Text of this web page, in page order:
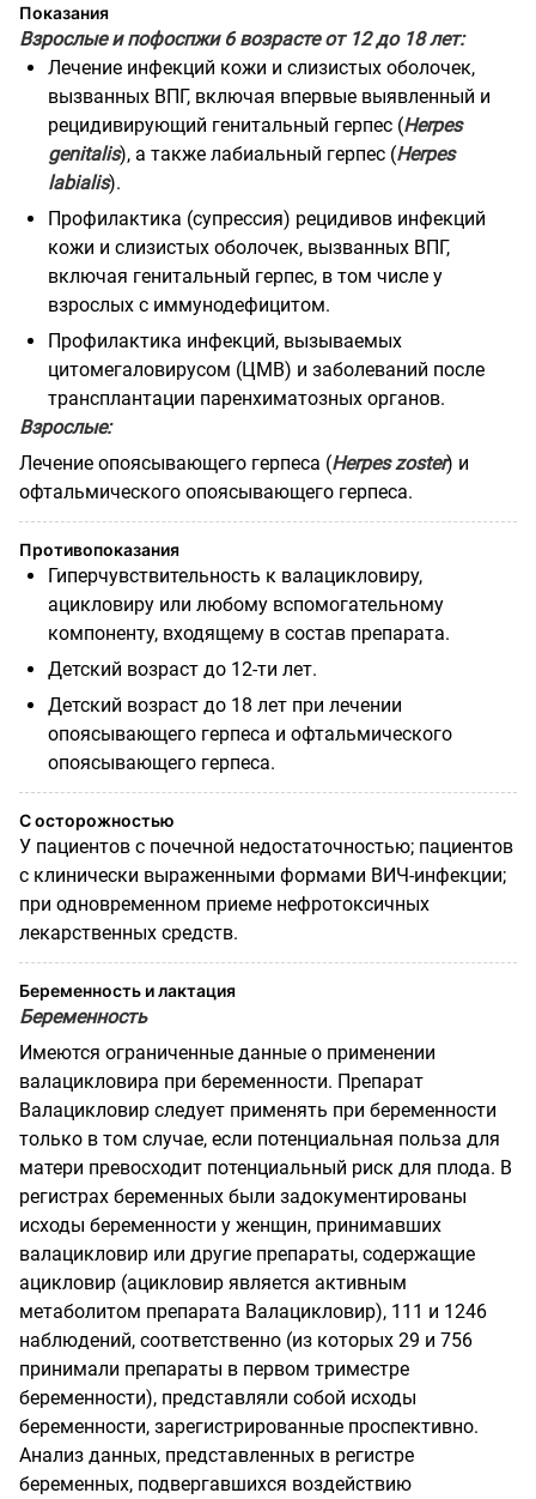
Показания
Взрослые и пофоспжи 6 возрасте от 12 до 18 лет:
Лечение инфекций кожи и слизистых оболочек,
вызванных ВПГ, включая впервые выявленный и
рецидивирующий генитальный герпес (Herpes
genitalis), а также лабиальный герпес (Herpes
labialis).
Профилактика (супрессия) рецидивов инфекций
кожи и слизистых оболочек, вызванных ВПГ,
включая генитальный герпес, в том числе у
взрослых с иммунодефицитом.
Профилактика инфекций, вызываемых
цитомегаловирусом (ЦМВ) и заболеваний после
трансплантации паренхиматозных органов.
Взрослые:
Лечение опоясывающего герпеса (Herpes zoster) и
офтальмического опоясывающего герпеса.
Противопоказания
Гиперчувствительность к валацикловиру,
ацикловиру или любому вспомогательному
компоненту, входящему в состав препарата.
Детский возраст до 12-ти лет.
Детский возраст до 18 лет при лечении
опоясывающего герпеса и офтальмического
опоясывающего герпеса.
С осторожностью
У пациентов с почечной недостаточностью; пациентов
с клинически выраженными формами ВИЧ-инфекции;
при одновременном приеме нефротоксичных
лекарственных средств.
Беременность и лактация
Беременность
Имеются ограниченные данные о применении
валацикловира при беременности. Препарат
Валацикловир следует применять при беременности
только в том случае, если потенциальная польза для
матери превосходит потенциальный риск для плода. В
регистрах беременных были задокументированы
исходы беременности у женщин, принимавших
валацикловир или другие препараты, содержащие
ацикловир (ацикловир является активным
метаболитом препарата Валацикловир), 111 и 1246
наблюдений, соответственно (из которых 29 и 756
принимали препараты в первом триместре
беременности), представляли собой исходы
беременности, зарегистрированные проспективно.
Анализ данных, представленных в регистре
беременных, подвергавшихся воздействию